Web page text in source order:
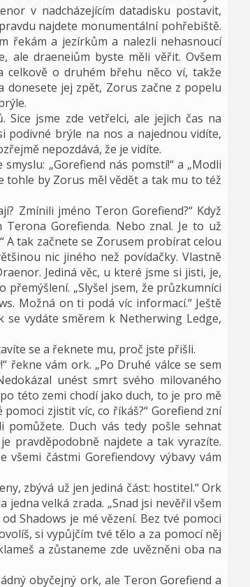
v nadcházejícím datadisku postavit,
najdete monumentální pohřebiště.
řekám a jezírkům a nalezli nehasnoucí
ale draeneiům byste měli věřit. Ovšem
o druhém břehu něco ví, takže
donesete jej zpět, Zorus začne z popelu
jsme zde vetřelci, ale jejich čas na
podivné brýle na nos a najednou vidíte,
nepozdává, že je vidíte.
„Gorefiend nás pomstí!“ a „Modli
tohle by Zorus měl vědět a tak mu to též
Zmínili jméno Teron Gorefiend?“ Když
Gorefienda. Nebo znal. Je to už
A tak začnete se Zorusem probírat celou
nic jiného než povídačky. Vlastně
Jediná věc, u které jsme si jisti, je,
„Slyšel jsem, že průzkumníci
Možná on ti podá víc informací.“ Ještě
vydáte směrem k Netherwing Ledge,
se a řeknete mu, proč jste přišli.
řekne vám ork. „Po Druhé válce se sem
unést smrt svého milovaného
této zemi chodí jako duch, to je pro mě
zjistit víc, co říkáš?“ Gorefiend zní
Duch vás tedy pošle sehnat
pravděpodobně najdete a tak vyrazíte.
částmi Gorefiendovy výbavy vám
zbývá už jen jediná část: hostitel.“ Ork
velká zrada. „Snad jsi nevěřil všem
Shadows je mé vězení. Bez tvé pomoci
si vypůjčím tvé tělo a za pomocí něj
a zůstaneme zde uvězněni oba na
obyčejný ork, ale Teron Gorefiend a